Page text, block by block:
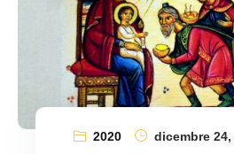
2020 dicembre